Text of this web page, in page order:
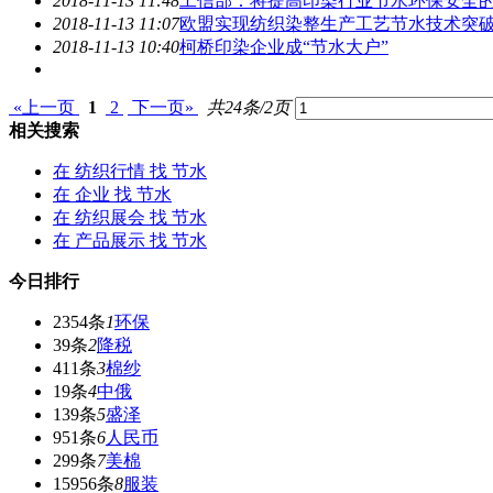
2018-11-13 11:07欧盟实现纺织染整生产工艺节水技术突
2018-11-13 10:40柯桥印染企业成“节水大户”
«上一页 1 2 下一页»
共24条/2页
相关搜索
在 纺织行情 找 节水
在 企业 找 节水
在 纺织展会 找 节水
在 产品展示 找 节水
今日排行
2354条1环保
39条2降税
411条3棉纱
19条4中俄
139条5盛泽
951条6人民币
299条7美棉
15956条8服装